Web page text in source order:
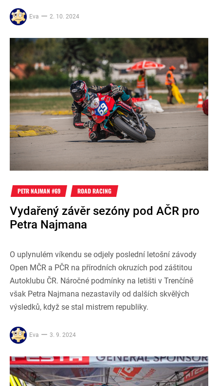
Eva 2. 10. 2024
PETR NAJMAN #69 ROAD RACING
Vydařený závěr sezóny pod AČR pro
Petra Najmana
O uplynulém víkendu se odjely poslední letošní závody
Open MČR a PČR na přírodních okruzích pod záštitou
Autoklubu ČR. Náročné podmínky na letišti v Trenčíně
však Petra Najmana nezastavily od dalších skvělých
výsledků, když se stal mistrem republiky.
Eva 3. 9. 2024